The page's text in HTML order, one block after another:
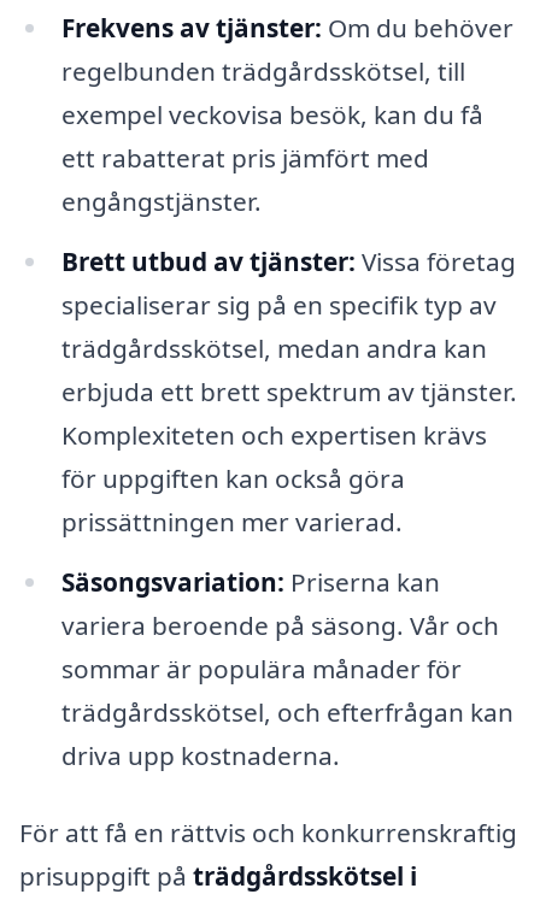
Frekvens av tjänster: Om du behöver
regelbunden trädgårdsskötsel, till
exempel veckovisa besök, kan du få
ett rabatterat pris jämfört med
engångstjänster.
Brett utbud av tjänster: Vissa företag
specialiserar sig på en specifik typ av
trädgårdsskötsel, medan andra kan
erbjuda ett brett spektrum av tjänster.
Komplexiteten och expertisen krävs
för uppgiften kan också göra
prissättningen mer varierad.
Säsongsvariation: Priserna kan
variera beroende på säsong. Vår och
sommar är populära månader för
trädgårdsskötsel, och efterfrågan kan
driva upp kostnaderna.
För att få en rättvis och konkurrenskraftig
prisuppgift på trädgårdsskötsel i